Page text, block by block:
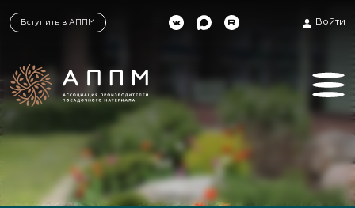
Вступить в АППМ Войти